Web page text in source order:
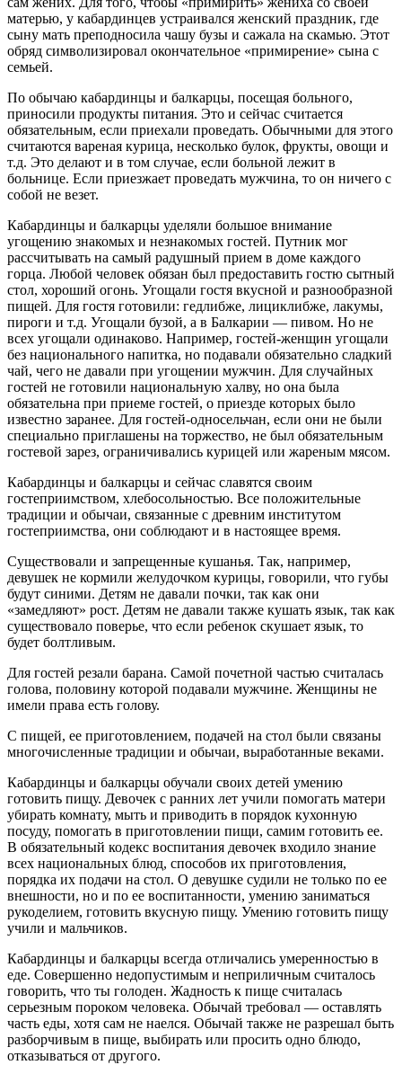
матерью, у кабардинцев устраивался женский праздник, где
сыну мать преподносила чашу бузы и сажала на скамью. Этот
обряд символизировал окончательное «примирение» сына с
семьей.
По обычаю кабардинцы и балкарцы, посещая больного,
приносили продукты питания. Это и сейчас считается
обязательным, если приехали проведать. Обычными для этого
считаются вареная курица, несколько булок, фрукты, овощи и
т.д. Это делают и в том случае, если больной лежит в
больнице. Если приезжает проведать мужчина, то он ничего с
собой не везет.
Кабардинцы и балкарцы уделяли большое внимание
угощению знакомых и незнакомых гостей. Путник мог
рассчитывать на самый радушный прием в доме каждого
горца. Любой человек обязан был предоставить гостю сытный
стол, хороший огонь. Угощали гостя вкусной и разнообразной
пищей. Для гостя готовили: гедлибже, лициклибже, лакумы,
пироги и т.д. Угощали бузой, а в Балкарии — пивом. Но не
всех угощали одинаково. Например, гостей-женщин угощали
без национального напитка, но подавали обязательно сладкий
чай, чего не давали при угощении мужчин. Для случайных
гостей не готовили национальную халву, но она была
обязательна при приеме гостей, о приезде которых было
известно заранее. Для гостей-односельчан, если они не были
специально приглашены на торжество, не был обязательным
гостевой зарез, ограничивались курицей или жареным мясом.
Кабардинцы и балкарцы и сейчас славятся своим
гостеприимством, хлебосольностью. Все положительные
традиции и обычаи, связанные с древним институтом
гостеприимства, они соблюдают и в настоящее время.
Существовали и запрещенные кушанья. Так, например,
девушек не кормили желудочком курицы, говорили, что губы
будут синими. Детям не давали почки, так как они
«замедляют» рост. Детям не давали также кушать язык, так как
существовало поверье, что если ребенок скушает язык, то
будет болтливым.
Для гостей резали барана. Самой почетной частью считалась
голова, половину которой подавали мужчине. Женщины не
имели права есть голову.
С пищей, ее приготовлением, подачей на стол были связаны
многочисленные традиции и обычаи, выработанные веками.
Кабардинцы и балкарцы обучали своих детей умению
готовить пищу. Девочек с ранних лет учили помогать матери
убирать комнату, мыть и приводить в порядок кухонную
посуду, помогать в приготовлении пищи, самим готовить ее.
В обязательный кодекс воспитания девочек входило знание
всех национальных блюд, способов их приготовления,
порядка их подачи на стол. О девушке судили не только по ее
внешности, но и по ее воспитанности, умению заниматься
рукоделием, готовить вкусную пищу. Умению готовить пищу
учили и мальчиков.
Кабардинцы и балкарцы всегда отличались умеренностью в
еде. Совершенно недопустимым и неприличным считалось
говорить, что ты голоден. Жадность к пище считалась
серьезным пороком человека. Обычай требовал — оставлять
часть еды, хотя сам не наелся. Обычай также не разрешал быть
разборчивым в пище, выбирать или просить одно блюдо,
отказываться от другого.